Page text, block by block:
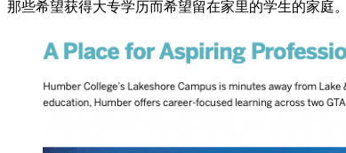
那些希望获得大专学历而希望留在家里的学生的家庭。